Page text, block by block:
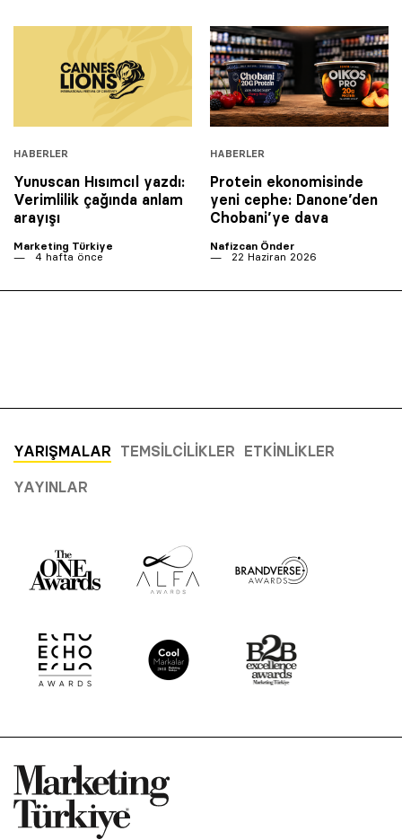
HABERLER
Yunuscan Hısımcıl yazdı:
Verimlilik çağında anlam
arayışı
Marketing Türkiye
4 hafta önce
HABERLER
Protein ekonomisinde
yeni cephe: Danone’den
Chobani’ye dava
Nafizcan Önder
22 Haziran 2026
YARIŞMALAR TEMSILCILIKLER ETKINLIKLER
YAYINLAR